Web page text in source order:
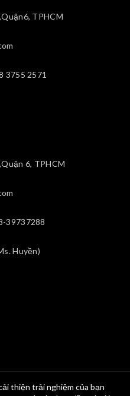
TPHCM
3755 2571
6, TPHCM
39737288
Huyền)
thiện trải nghiệm của bạn